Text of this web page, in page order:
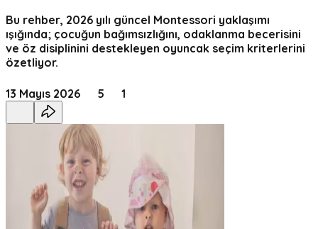
Bu rehber, 2026 yılı güncel Montessori yaklaşımı
ışığında; çocuğun bağımsızlığını, odaklanma becerisini
ve öz disiplinini destekleyen oyuncak seçim kriterlerini
özetliyor.
13 Mayıs 2026 5 1